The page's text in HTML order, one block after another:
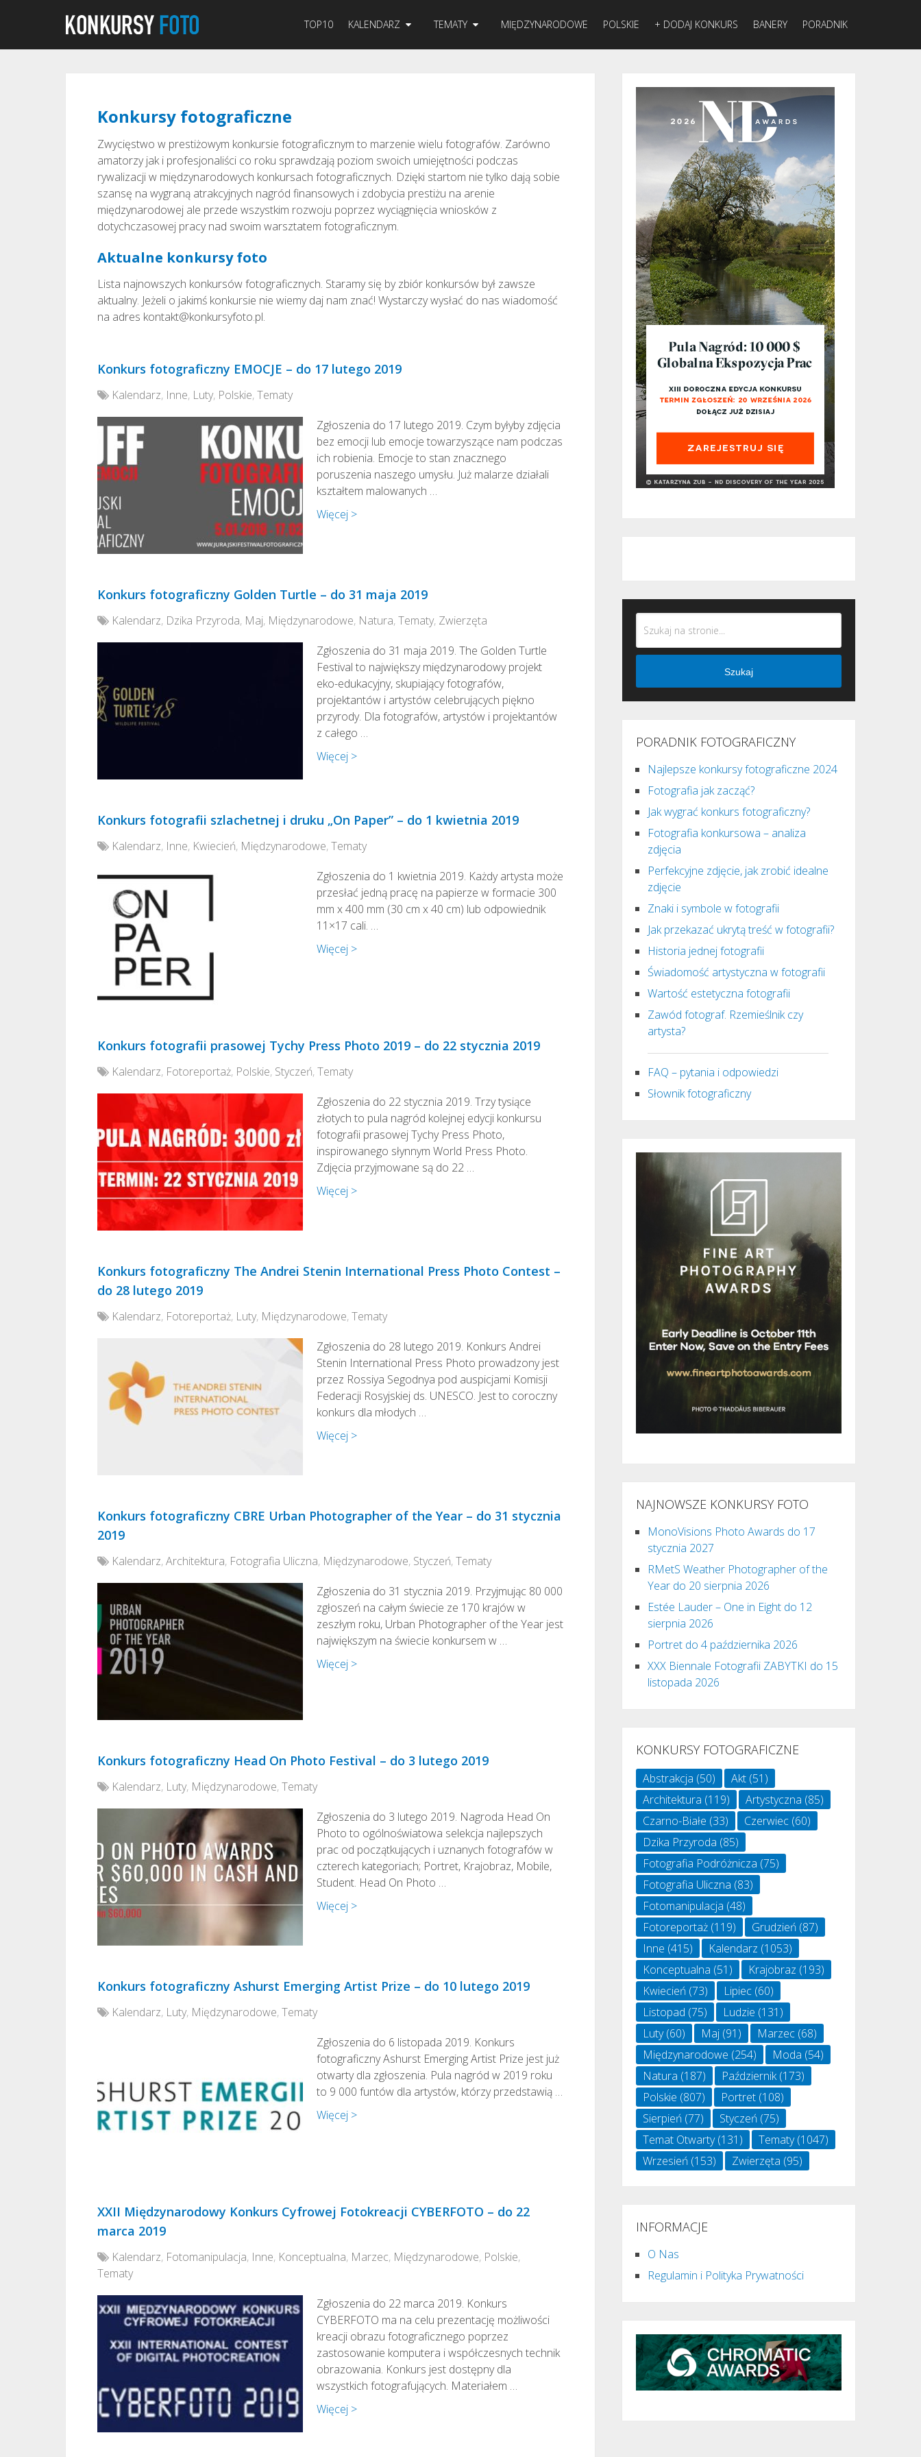
TOP10 KALENDARZ TEMATY MIĘDZYNARODOWE POLSKIE + DODAJ KONKURS BANERY PORADNIK
Konkursy fotograficzne
Zwycięstwo w prestiżowym konkursie fotograficznym to marzenie wielu fotografów. Zarówno
amatorzy jak i profesjonaliści co roku sprawdzają poziom swoich umiejętności podczas
rywalizacji w międzynarodowych konkursach fotograficznych. Dzięki startom nie tylko dają sobie
szansę na wygraną atrakcyjnych nagród finansowych i zdobycia prestiżu na arenie
międzynarodowej ale przede wszystkim rozwoju poprzez wyciągnięcia wniosków z
dotychczasowej pracy nad swoim warsztatem fotograficznym.
Aktualne konkursy foto
Lista najnowszych konkursów fotograficznych. Staramy się by zbiór konkursów był zawsze
aktualny. Jeżeli o jakimś konkursie nie wiemy daj nam znać! Wystarczy wysłać do nas wiadomość
na adres kontakt@konkursyfoto.pl.
Konkurs fotograficzny EMOCJE – do 17 lutego 2019
Kalendarz, Inne, Luty, Polskie,Tematy
Zgłoszenia do 17 lutego 2019. Czym byłyby zdjęcia
bez emocji lub emocje towarzyszące nam podczas
ich robienia. Emocje to stan znacznego
poruszenia naszego umysłu. Już malarze działali
kształtem malowanych …
Więcej >
Konkurs fotograficzny Golden Turtle – do 31 maja 2019
Kalendarz, Dzika Przyroda, Maj, Międzynarodowe, Natura,Tematy, Zwierzęta
Zgłoszenia do 31 maja 2019. The Golden Turtle
Festival to największy międzynarodowy projekt
eko-edukacyjny, skupiający fotografów,
projektantów i artystów celebrujących piękno
przyrody. Dla fotografów, artystów i projektantów
z całego …
Więcej >
Konkurs fotografii szlachetnej i druku „On Paper” – do 1 kwietnia 2019
Kalendarz, Inne, Kwiecień, Międzynarodowe,Tematy
Zgłoszenia do 1 kwietnia 2019. Każdy artysta może
przesłać jedną pracę na papierze w formacie 300
mm x 400 mm (30 cm x 40 cm) lub odpowiednik
11×17 cali. …
Więcej >
Konkurs fotografii prasowej Tychy Press Photo 2019 – do 22 stycznia 2019
Kalendarz, Fotoreportaż, Polskie, Styczeń,Tematy
Zgłoszenia do 22 stycznia 2019. Trzy tysiące
złotych to pula nagród kolejnej edycji konkursu
fotografii prasowej Tychy Press Photo,
inspirowanego słynnym World Press Photo.
Zdjęcia przyjmowane są do 22 …
Więcej >
Konkurs fotograficzny The Andrei Stenin International Press Photo Contest –
do 28 lutego 2019
Kalendarz, Fotoreportaż, Luty, Międzynarodowe,Tematy
Zgłoszenia do 28 lutego 2019. Konkurs Andrei
Stenin International Press Photo prowadzony jest
przez Rossiya Segodnya pod auspicjami Komisji
Federacji Rosyjskiej ds. UNESCO. Jest to coroczny
konkurs dla młodych …
Więcej >
Konkurs fotograficzny CBRE Urban Photographer of the Year – do 31 stycznia
2019
Kalendarz,Architektura, Fotografia Uliczna, Międzynarodowe, Styczeń,Tematy
Zgłoszenia do 31 stycznia 2019. Przyjmując 80 000
zgłoszeń na całym świecie ze 170 krajów w
zeszłym roku, Urban Photographer of the Year jest
największym na świecie konkursem w …
Więcej >
Konkurs fotograficzny Head On Photo Festival – do 3 lutego 2019
Kalendarz, Luty, Międzynarodowe,Tematy
Zgłoszenia do 3 lutego 2019. Nagroda Head On
Photo to ogólnoświatowa selekcja najlepszych
prac od początkujących i uznanych fotografów w
czterech kategoriach; Portret, Krajobraz, Mobile,
Student. Head On Photo …
Więcej >
Konkurs fotograficzny Ashurst Emerging Artist Prize – do 10 lutego 2019
Kalendarz, Luty, Międzynarodowe,Tematy
Zgłoszenia do 6 listopada 2019. Konkurs
fotograficzny Ashurst Emerging Artist Prize jest już
otwarty dla zgłoszenia. Pula nagród w 2019 roku
to 9 000 funtów dla artystów, którzy przedstawią …
Więcej >
XXII Międzynarodowy Konkurs Cyfrowej Fotokreacji CYBERFOTO – do 22
marca 2019
Kalendarz, Fotomanipulacja, Inne, Konceptualna, Marzec, Międzynarodowe, Polskie,
Tematy
Zgłoszenia do 22 marca 2019. Konkurs
CYBERFOTO ma na celu prezentację możliwości
kreacji obrazu fotograficznego poprzez
zastosowanie komputera i współczesnych technik
obrazowania. Konkurs jest dostępny dla
wszystkich fotografujących. Materiałem …
Więcej >
Szukaj
PORADNIK FOTOGRAFICZNY
Najlepsze konkursy fotograficzne 2024
Fotografia jak zacząć?
Jak wygrać konkurs fotograficzny?
Fotografia konkursowa – analiza
zdjęcia
Perfekcyjne zdjęcie, jak zrobić idealne
zdjęcie
Znaki i symbole w fotografii
Jak przekazać ukrytą treść w fotografii?
Historia jednej fotografii
Świadomość artystyczna w fotografii
Wartość estetyczna fotografii
Zawód fotograf. Rzemieślnik czy
artysta?
FAQ – pytania i odpowiedzi
Słownik fotograficzny
NAJNOWSZE KONKURSY FOTO
MonoVisions Photo Awards do 17
stycznia 2027
RMetS Weather Photographer of the
Year do 20 sierpnia 2026
Estée Lauder – One in Eight do 12
sierpnia 2026
Portret do 4 października 2026
XXX Biennale Fotografii ZABYTKI do 15
listopada 2026
KONKURSY FOTOGRAFICZNE
Abstrakcja (50) Akt (51)
Architektura (119) Artystyczna (85)
Czarno-Białe (33) Czerwiec (60)
Dzika Przyroda (85)
Fotografia Podróżnicza (75)
Fotografia Uliczna (83)
Fotomanipulacja (48)
Fotoreportaż (119) Grudzień (87)
Inne (415) Kalendarz (1053)
Konceptualna (51) Krajobraz (193)
Kwiecień (73) Lipiec (60)
Listopad (75) Ludzie (131)
Luty(60) Maj (91) Marzec (68)
Międzynarodowe (254) Moda (54)
Natura (187) Październik(173)
Polskie (807) Portret (108)
Sierpień (77) Styczeń (75)
Temat Otwarty(131) Tematy(1047)
Wrzesień (153) Zwierzęta (95)
INFORMACJE
O Nas
Regulamin i Polityka Prywatności